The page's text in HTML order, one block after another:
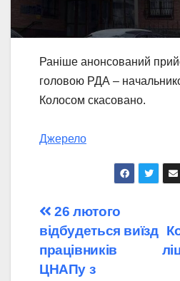
Раніше анонсований
головою РДА –
Колосом скасовано.
Джерело
Навігація
записів
26 лютого
відбудеться виїзд
працівників
ЦНАПу з